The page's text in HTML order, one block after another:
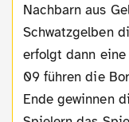
Nachbarn aus
Schwatzgelben
erfolgt dann
09 führen die
Ende gewinnen